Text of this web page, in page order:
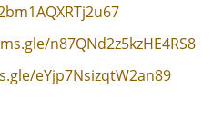
n87QNd2z5kzHE4RS8
eYjp7NsizqtW2an89